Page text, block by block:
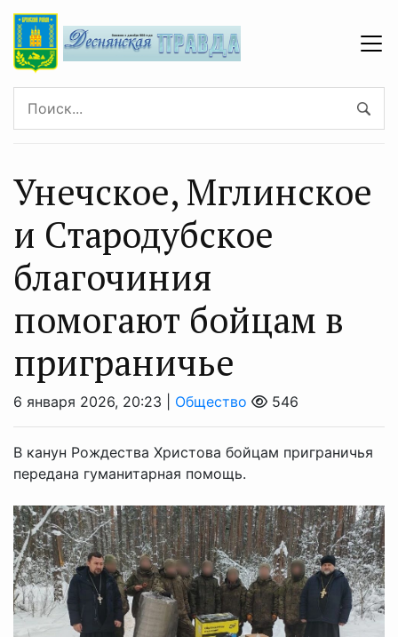
Унечское, Мглинское
и Стародубское
благочиния
помогают бойцам в
приграничье
6 января 2026, 20:23 | Общество 546
В канун Рождества Христова бойцам приграничья
передана гуманитарная помощь.